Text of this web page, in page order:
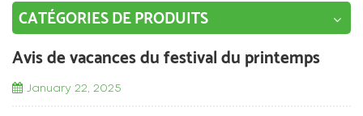
CATÉGORIES DE PRODUITS
Avis de vacances du festival du printemps
January 22, 2025